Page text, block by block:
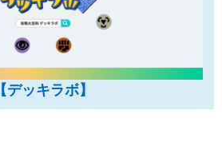
【デッキラボ】